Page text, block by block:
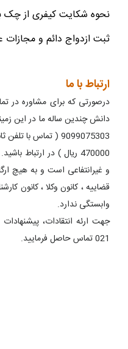
نحوه شکایت کیفری از چک
ثبت ازدواج دائم و
ارتباط با ما
درصورتی که برای مشاوره در
دانش چندین ساله ما در این
9099075303 ( تماس
470000 ریال ) در
و غیرانتفاعی است و به هیچ
قضاییه ، کانون وکلا ، کانون
وابستگی ندارد.
021 تماس حاصل فرمایید.